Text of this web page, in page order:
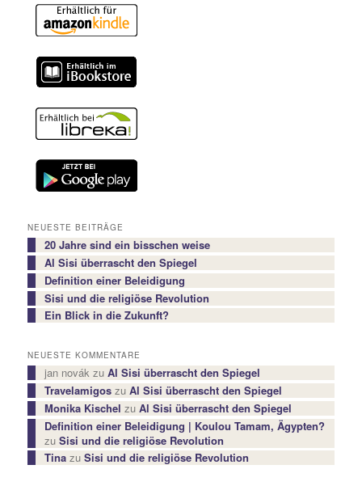
NEUESTE BEITRÄGE
20 Jahre sind ein bisschen weise
Al Sisi überrascht den Spiegel
Definition einer Beleidigung
Sisi und die religiöse Revolution
Ein Blick in die Zukunft?
NEUESTE KOMMENTARE
jan novákzu Al Sisi überrascht den Spiegel
Travelamigoszu Al Sisi überrascht den Spiegel
Monika Kischel zu Al Sisi überrascht den Spiegel
Definition einer Beleidigung | Koulou Tamam, Ägypten?
zu Sisi und die religiöse Revolution
Tinazu Sisi und die religiöse Revolution